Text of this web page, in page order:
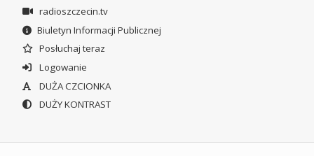
radioszczecin.tv
Biuletyn Informacji Publicznej
Posłuchaj teraz
Logowanie
DUŻA CZCIONKA
DUŻY KONTRAST